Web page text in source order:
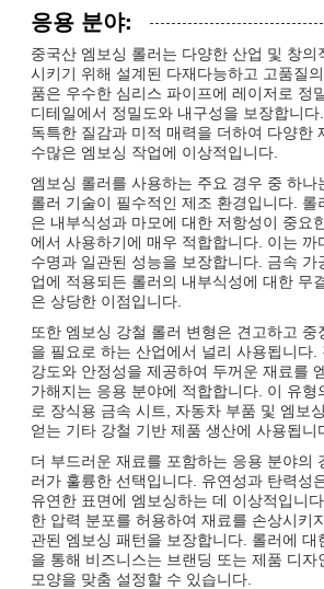
응용 분야:
중국산 엠보싱 롤러는 다양한 산업 및 창의
시키기 위해 설계된 다재다능하고 고품질
품은 우수한 심리스 파이프에 레이저로 정
디테일에서 정밀도와 내구성을 보장합니
독특한 질감과 미적 매력을 더하여 다양한
수많은 엠보싱 작업에 이상적입니다.
엠보싱 롤러를 사용하는 주요 경우 중 하나
롤러 기술이 필수적인 제조 환경입니다. 롤
은 내부식성과 마모에 대한 저항성이 중요
에서 사용하기에 매우 적합합니다. 이는 까
수명과 일관된 성능을 보장합니다. 금속 가
업에 적용되든 롤러의 내부식성에 대한 무
은 상당한 이점입니다.
또한 엠보싱 강철 롤러 변형은 견고하고 중
을 필요로 하는 산업에서 널리 사용됩니다.
강도와 안정성을 제공하여 두꺼운 재료를
가해지는 응용 분야에 적합합니다. 이 유형
로 장식용 금속 시트, 자동차 부품 및 엠보
얻는 기타 강철 기반 제품 생산에 사용됩니
더 부드러운 재료를 포함하는 응용 분야의
러가 훌륭한 선택입니다. 유연성과 탄력성
유연한 표면에 엠보싱하는 데 이상적입니
한 압력 분포를 허용하여 재료를 손상시키
관된 엠보싱 패턴을 보장합니다. 롤러에 대
을 통해 비즈니스는 브랜딩 또는 제품 디자
모양을 맞춤 설정할 수 있습니다.